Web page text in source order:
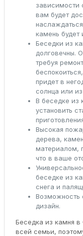
зависимости
вам будет
камень будет
Беседки из
долговечны.
требуя
придет в
солнца или
В беседке из
установить
Высокая
дерева,
материалом,
что в ваше
беседке из
снега и
Возможность
дизайн.
Беседка из камня
всей семьи,